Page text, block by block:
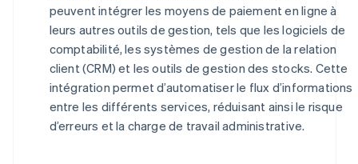
peuvent intégrer les moyens de paiement en ligne à
leurs autres outils de gestion, tels que les logiciels de
comptabilité, les systèmes de gestion de la relation
client (CRM) et les outils de gestion des stocks. Cette
intégration permet d’automatiser le flux d’informations
entre les différents services, réduisant ainsi le risque
d’erreurs et la charge de travail administrative.